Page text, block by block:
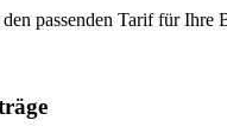
passenden Tarif für Ihre